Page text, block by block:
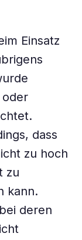
Einsatz
dass
zu hoch
zu
kann.
deren